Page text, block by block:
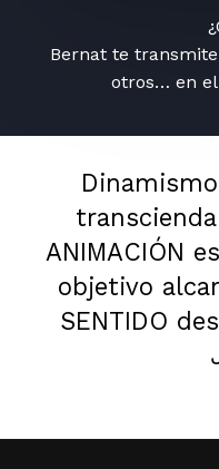
Bernat te
otros… en
transcienda
ANIMACIÓN
objetivo
SENTIDO